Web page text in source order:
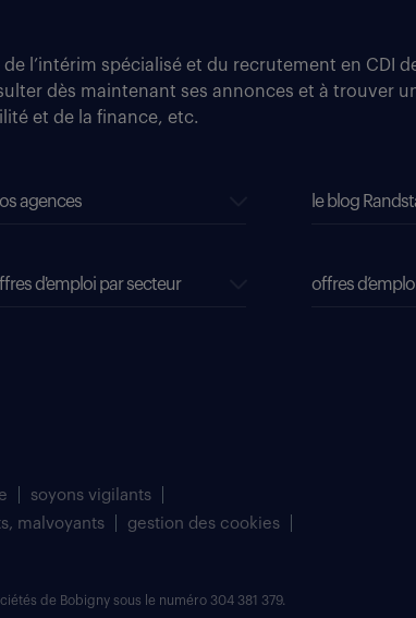
l’intérim spécialisé et du recrutement en CDI
dès maintenant ses annonces et à trouver
et de la finance, etc.
agences le blog
d'emploi par secteur offres
soyons vigilants
malvoyants
gestion des cookies
de Bobigny sous le numéro 304 381 379.